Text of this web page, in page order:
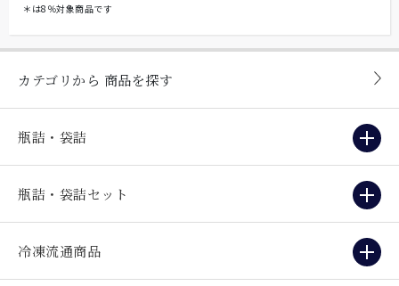
＊は8％対象商品です
カテゴリから 商品を探す
瓶詰・袋詰
瓶詰・袋詰セット
冷凍流通商品